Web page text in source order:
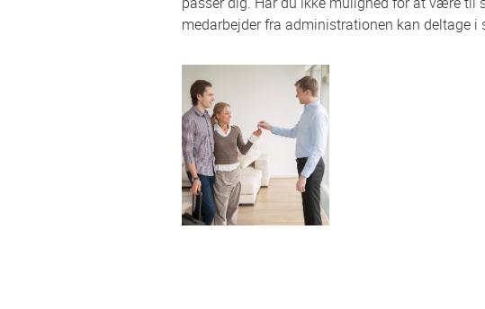
medarbejder fra administrationen kan deltage i